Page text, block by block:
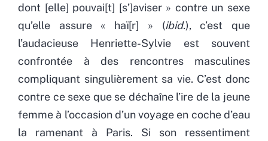
dont [elle] pouvai[t] [s’]aviser » contre un sexe
qu’elle assure « haï[r] » (ibid.), c’est que
l’audacieuse Henriette-Sylvie est souvent
confrontée à des rencontres masculines
compliquant singulièrement sa vie. C’est donc
contre ce sexe que se déchaîne l’ire de la jeune
femme à l’occasion d’un voyage en coche d’eau
la ramenant à Paris. Si son ressentiment